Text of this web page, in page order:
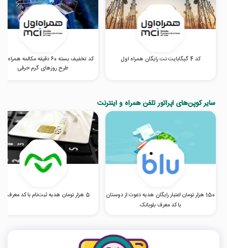
کد 4 گیگابایت نت رایگان همراه اول
کد تخفیف بسته 60 دقیقه مکالمه همراه
طرح روزهای گرم‌ حرفی
سایر کوپن‌های اپراتور تلفن همراه و اینترنت
150 هزار تومان اعتبار رایگان هدیه دعوت از دوستان
با کد معرف بلوبانک
5 هزار تومان هدیه ثبت‌نام با کد معرف اومو